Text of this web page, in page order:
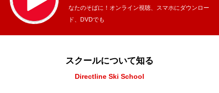
なたのそばに！オンライン視聴、スマホにダウンロー
ド、DVDでも
スクールについて知る
Directline Ski School